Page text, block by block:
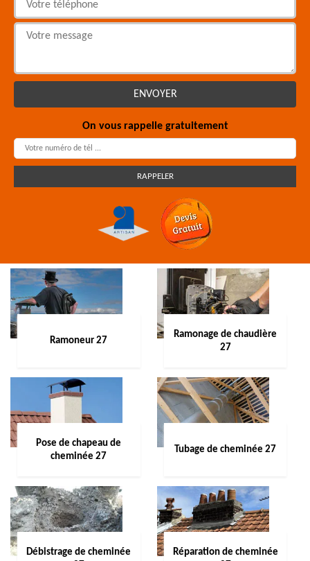
On vous rappelle gratuitement
Ramoneur 27
Ramonage de chaudière
27
Pose de chapeau de
cheminée 27
Tubage de cheminée 27
Débistrage de cheminée
Réparation de cheminée